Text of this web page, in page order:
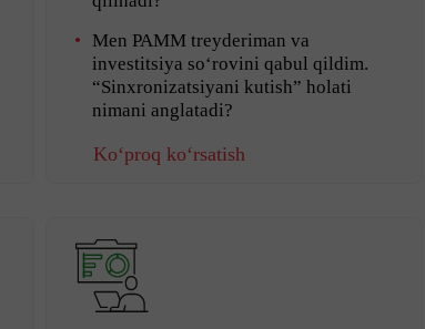
Men PAMM treyderiman va
investitsiya so‘rovini qabul qildim.
“Sinxronizatsiyani kutish” holati
nimani anglatadi?
Ko‘proq ko‘rsatish